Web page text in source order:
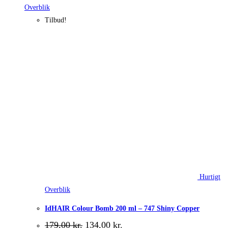
Overblik
Tilbud!
Hurtigt
Overblik
IdHAIR Colour Bomb 200 ml – 747 Shiny Copper
179,00kr. Den
134,00 kr.